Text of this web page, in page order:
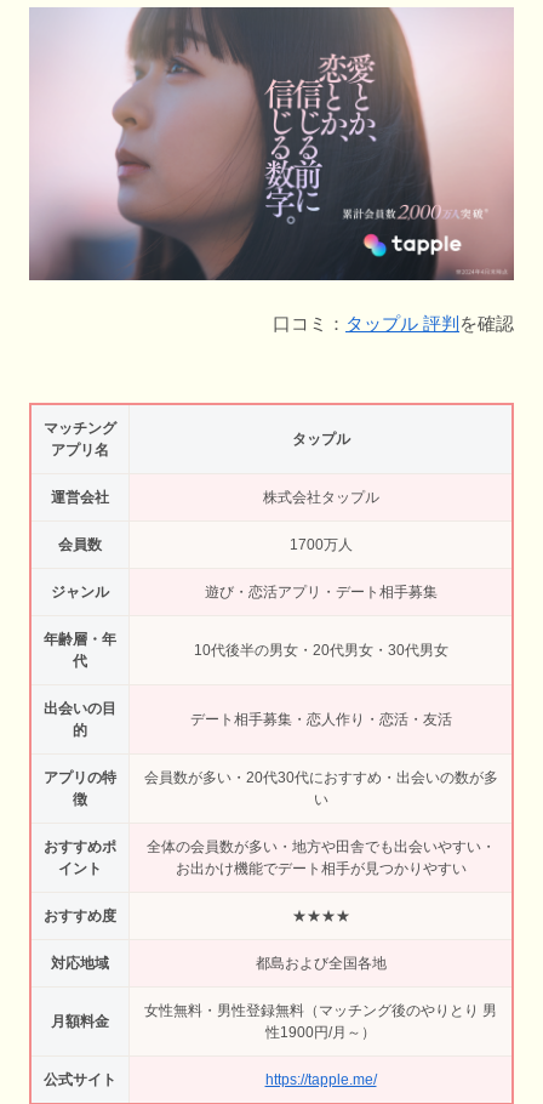
口コミ： タップル 評判 を確認
マッチング
アプリ名
タップル
運営会社 株式会社タップル
会員数 1700万人
ジャンル 遊び・恋活アプリ・デート相手募集
年齢層・年
代
10代後半の男女・20代男女・30代男女
出会いの目
的
デート相手募集・恋人作り・恋活・友活
アプリの特
徴
会員数が多い・20代30代におすすめ・出会いの数が多
い
おすすめポ
イント
全体の会員数が多い・地方や田舎でも出会いやすい・
お出かけ機能でデート相手が見つかりやすい
おすすめ度 ★★★★
対応地域 都島および全国各地
月額料金
女性無料・男性登録無料（マッチング後のやりとり 男
性1900円/月～）
公式サイト https://tapple.me/